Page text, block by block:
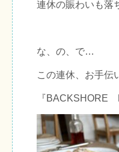
連休の賑わいも落
な、の、で…
この連休、お手伝
『BACKSHORE